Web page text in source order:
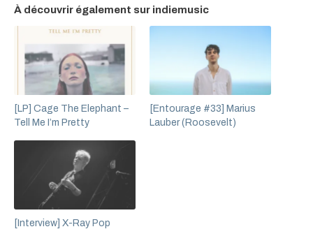
À découvrir également sur indiemusic
[LP] Cage The Elephant –
Tell Me I’m Pretty
[Entourage #33] Marius
Lauber (Roosevelt)
[Interview] X-Ray Pop